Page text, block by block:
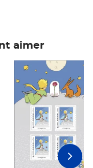
aimer
Prix 7,50€